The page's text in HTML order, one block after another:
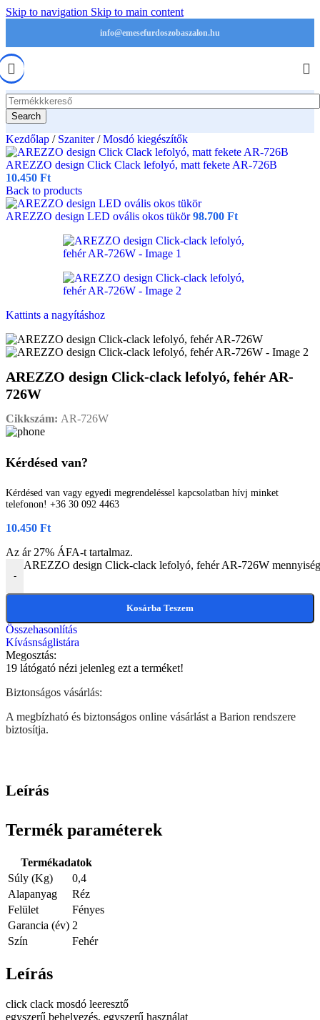
Skip to navigation Skip to main content
info@emesefurdoszobaszalon.hu
Search
Kezdőlap / Szaniter/ Mosdó kiegészítők
AREZZO design Click Clack lefolyó, matt fekete AR-726B
10.450 Ft
Back to products
AREZZO design LED ovális okos tükör98.700 Ft
Kattints a nagyításhoz
AREZZO design Click-clack lefolyó, fehér AR-
726W
Cikkszám: AR-726W
Kérdésed van?
Kérdésed van vagy egyedi megrendeléssel kapcsolatban hívj minket
telefonon! +36 30 092 4463
10.450 Ft
Az ár 27% ÁFA-t tartalmaz.
-
AREZZO design Click-clack lefolyó, fehér AR-726W mennyiség
Kosárba Teszem
Összehasonlítás
Kívásnságlistára
Megosztás:
19 látógató nézi jelenleg ezt a terméket!
Biztonságos vásárlás:
A megbízható és biztonságos online vásárlást a Barion rendszere
biztosítja.
Leírás
Termék paraméterek
Termékadatok
Súly (Kg)
0,4
Alapanyag
Réz
Felület
Fényes
Garancia (év) 2
Szín
Fehér
Leírás
click clack mosdó leeresztő
egyszerű behelyezés, egyszerű használat